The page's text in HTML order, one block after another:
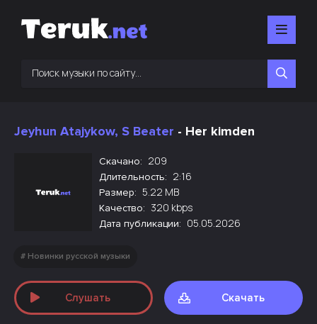
Jeyhun Atajykow, S Beater - Her kimden
Скачано: 209
Длительность: 2:16
Размер: 5.22 MB
Качество: 320 kbps
Дата публикации: 05.05.2026
Новинки русской музыки
Слушать Скачать